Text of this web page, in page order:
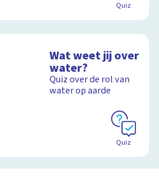
Quiz
Wat weet jij over
water?
Quiz over de rol van
water op aarde
Quiz